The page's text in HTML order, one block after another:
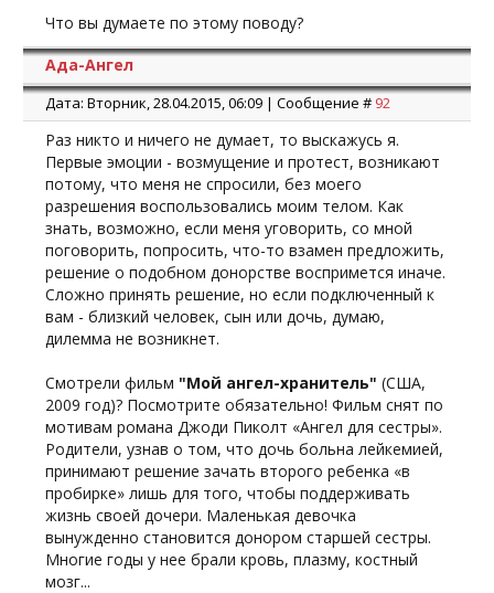
Что вы думаете по этому поводу?
Ада-Ангел
Дата: Вторник, 28.04.2015, 06:09 | Сообщение # 92
Раз никто и ничего не думает, то выскажусь я.
Первые эмоции - возмущение и протест, возникают
потому, что меня не спросили, без моего
разрешения воспользовались моим телом. Как
знать, возможно, если меня уговорить, со мной
поговорить, попросить, что-то взамен предложить,
решение о подобном донорстве воспримется иначе.
Сложно принять решение, но если подключенный к
вам - близкий человек, сын или дочь, думаю,
дилемма не возникнет.
Смотрели фильм "Мой ангел-хранитель" (США,
2009 год)? Посмотрите обязательно! Фильм снят по
мотивам романа Джоди Пиколт «Ангел для сестры».
Родители, узнав о том, что дочь больна лейкемией,
принимают решение зачать второго ребенка «в
пробирке» лишь для того, чтобы поддерживать
жизнь своей дочери. Маленькая девочка
вынужденно становится донором старшей сестры.
Многие годы у нее брали кровь, плазму, костный
мозг...